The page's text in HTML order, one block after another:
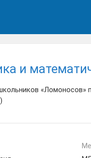
и
«Ломоносов»